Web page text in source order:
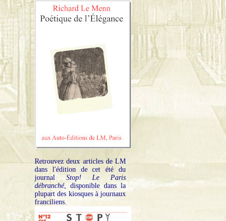
Retrouvez deux articles de LM
dans l'édition de cet été du
journal Stop! Le Paris
débranché, disponible dans la
plupart des kiosques à journaux
franciliens.